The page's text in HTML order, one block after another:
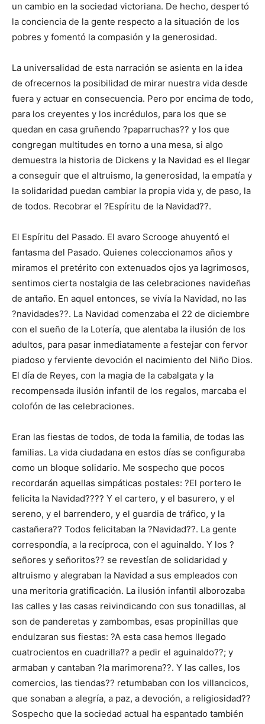
un cambio en la sociedad victoriana. De hecho, despertó
la conciencia de la gente respecto a la situación de los
pobres y fomentó la compasión y la generosidad.
La universalidad de esta narración se asienta en la idea
de ofrecernos la posibilidad de mirar nuestra vida desde
fuera y actuar en consecuencia. Pero por encima de todo,
para los creyentes y los incrédulos, para los que se
quedan en casa gruñendo ?paparruchas?? y los que
congregan multitudes en torno a una mesa, si algo
demuestra la historia de Dickens y la Navidad es el llegar
a conseguir que el altruismo, la generosidad, la empatía y
la solidaridad puedan cambiar la propia vida y, de paso, la
de todos. Recobrar el ?Espíritu de la Navidad??.
El Espíritu del Pasado. El avaro Scrooge ahuyentó el
fantasma del Pasado. Quienes coleccionamos años y
miramos el pretérito con extenuados ojos ya lagrimosos,
sentimos cierta nostalgia de las celebraciones navideñas
de antaño. En aquel entonces, se vivía la Navidad, no las
?navidades??. La Navidad comenzaba el 22 de diciembre
con el sueño de la Lotería, que alentaba la ilusión de los
adultos, para pasar inmediatamente a festejar con fervor
piadoso y ferviente devoción el nacimiento del Niño Dios.
El día de Reyes, con la magia de la cabalgata y la
recompensada ilusión infantil de los regalos, marcaba el
colofón de las celebraciones.
Eran las fiestas de todos, de toda la familia, de todas las
familias. La vida ciudadana en estos días se configuraba
como un bloque solidario. Me sospecho que pocos
recordarán aquellas simpáticas postales: ?El portero le
felicita la Navidad???? Y el cartero, y el basurero, y el
sereno, y el barrendero, y el guardia de tráfico, y la
castañera?? Todos felicitaban la ?Navidad??. La gente
correspondía, a la recíproca, con el aguinaldo. Y los ?
señores y señoritos?? se revestían de solidaridad y
altruismo y alegraban la Navidad a sus empleados con
una meritoria gratificación. La ilusión infantil alborozaba
las calles y las casas reivindicando con sus tonadillas, al
son de panderetas y zambombas, esas propinillas que
endulzaran sus fiestas: ?A esta casa hemos llegado
cuatrocientos en cuadrilla?? a pedir el aguinaldo??; y
armaban y cantaban ?la marimorena??. Y las calles, los
comercios, las tiendas?? retumbaban con los villancicos,
que sonaban a alegría, a paz, a devoción, a religiosidad??
Sospecho que la sociedad actual ha espantado también